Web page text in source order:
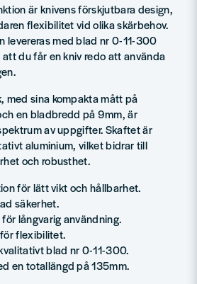
är knivens förskjutbara design,
flexibilitet vid olika skärbehov.
levereras med blad nr 0-11-300
du får en kniv redo att använda
med sina kompakta mått på
en bladbredd på 9mm, är
av uppgifter. Skaftet är
aluminium, vilket bidrar till
och robusthet.
för lätt vikt och hållbarhet.
säkerhet.
långvarig användning.
flexibilitet.
blad nr 0-11-300.
en totallängd på 135mm.